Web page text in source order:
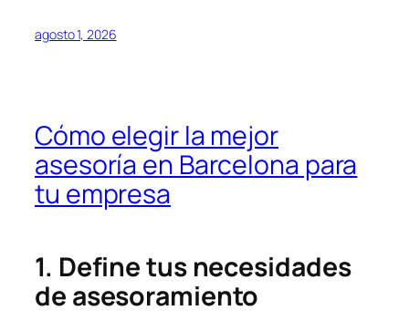
agosto 1, 2026
Cómo elegir la mejor
asesoría en Barcelona para
tu empresa
1. Define tus necesidades
de asesoramiento